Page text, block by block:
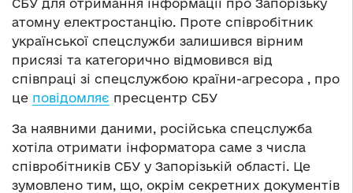
СБУ для отримання інформації про Запорізьку
атомну електростанцію. Проте співробітник
української спецслужби залишився вірним
присязі та категорично відмовився від
співпраці зі спецслужбою країни-агресора , про
це повідомляє пресцентр СБУ
За наявними даними, російська спецслужба
хотіла отримати інформатора саме з числа
співробітників СБУ у Запорізькій області. Це
зумовлено тим, що, окрім секретних документів